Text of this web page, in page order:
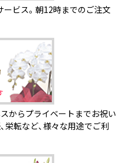
ービス。朝12時までのご注文
からプライベートまでお祝い
栄転など、様々な用途でご利